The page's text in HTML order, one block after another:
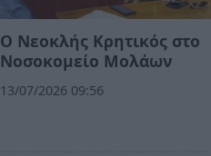
Ο Νεοκλής Κρητικός στο
Νοσοκομείο Μολάων
13/07/2026 09:56